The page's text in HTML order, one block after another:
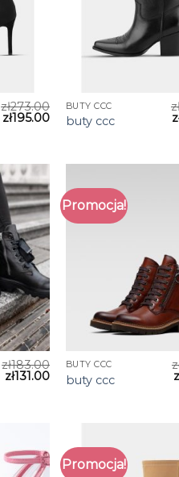
zł273.00
zł195.00
BUTY CCC
buty ccc
zł183.00
zł131.00
Promocja!
BUTY CCC
buty ccc
Promocja!